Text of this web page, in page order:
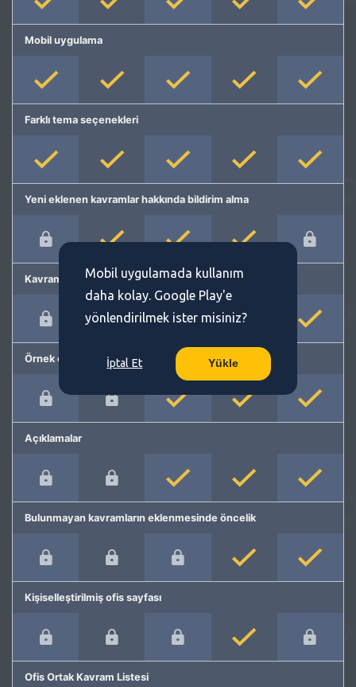
Mobil uygulama
Farklı tema seçenekleri
Yeni eklenen kavramlar hakkında bildirim alma
Kavram önerme
Örnek cümleler
Açıklamalar
Bulunmayan kavramların eklenmesinde öncelik
Kişiselleştirilmiş ofis sayfası
Ofis Ortak Kavram Listesi
Mobil uygulamada kullanım
daha kolay. Google Play'e
yönlendirilmek ister misiniz?
İptal Et Yükle